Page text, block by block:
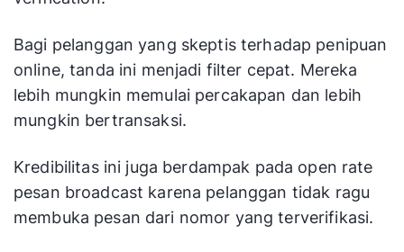
Bagi pelanggan yang skeptis terhadap penipuan
online, tanda ini menjadi filter cepat. Mereka
lebih mungkin memulai percakapan dan lebih
mungkin bertransaksi.
Kredibilitas ini juga berdampak pada open rate
pesan broadcast karena pelanggan tidak ragu
membuka pesan dari nomor yang terverifikasi.